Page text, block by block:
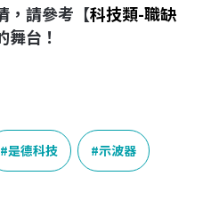
，請參考【科技類-職缺
台！
y 是德科技 示波器